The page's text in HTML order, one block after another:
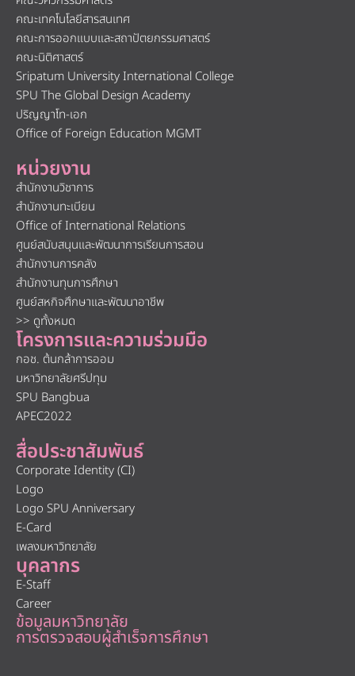
คณะเทคโนโลยีสารสนเทศ
คณะการออกแบบและสถาปัตยกรรมศาสตร์
คณะนิติศาสตร์
Sripatum University International College
SPU The Global Design Academy
ปริญญาโท-เอก
Office of Foreign Education MGMT
หน่วยงาน
สำนักงานวิชาการ
สำนักงานทะเบียน
Office of International Relations
ศูนย์สนับสนุนและพัฒนาการเรียนการสอน
สำนักงานการคลัง
สำนักงานทุนการศึกษา
ศูนย์สหกิจศึกษาและพัฒนาอาชีพ
>> ดูทั้งหมด
โครงการและความร่วมมือ
กอช. ต้นกล้าการออม
มหาวิทยาลัยศรีปทุม
SPU Bangbua
APEC2022
สื่อประชาสัมพันธ์
Corporate Identity (CI)
Logo
Logo SPU Anniversary
E-Card
เพลงมหาวิทยาลัย
บุคลากร
E-Staff
Career
ข้อมูลมหาวิทยาลัย
การตรวจสอบผู้สำเร็จการศึกษา